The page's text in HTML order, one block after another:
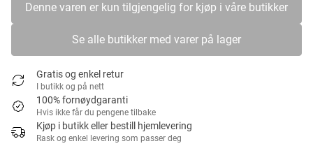
Denne varen er kun tilgjengelig for kjøp i våre butikker
Se alle butikker med varer på lager
Gratis og enkel retur
I butikk og på nett
100% fornøydgaranti
Hvis ikke får du pengene tilbake
Kjøp i butikk eller bestill hjemlevering
Rask og enkel levering som passer deg